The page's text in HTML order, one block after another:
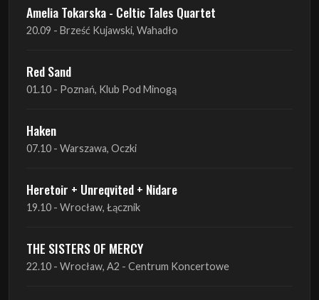
Red Sand
Haken
Heretoir + Unreqvited + Nidare
THE SISTERS OF MERCY
22.10 - Wrocław, A2 - Centrum Koncertowe
THE SISTERS OF MERCY